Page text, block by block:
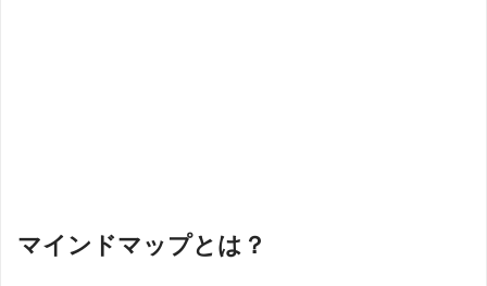
マインドマップとは？